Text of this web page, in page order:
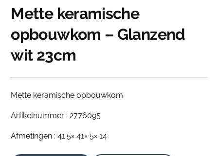
Mette keramische
opbouwkom – Glanzend
wit 23cm
Mette keramische opbouwkom
Artikelnummer : 2776095
Afmetingen : 41.5× 41× 5× 14